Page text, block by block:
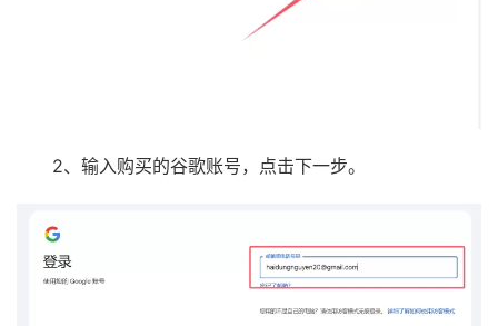
2、输入购买的谷歌账号，点击下一步。